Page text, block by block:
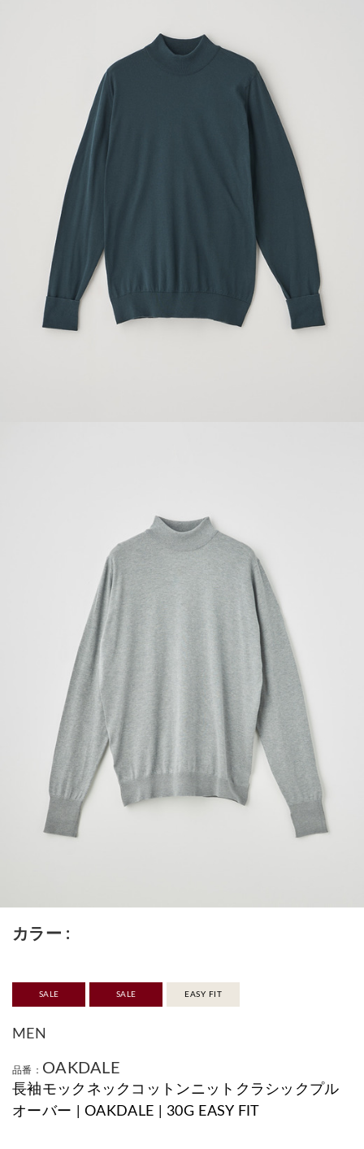
カラー
SALE SALE EASY FIT
MEN
品番： OAKDALE
長袖モックネックコットンニットクラシックプル
オーバー | OAKDALE | 30G EASY FIT